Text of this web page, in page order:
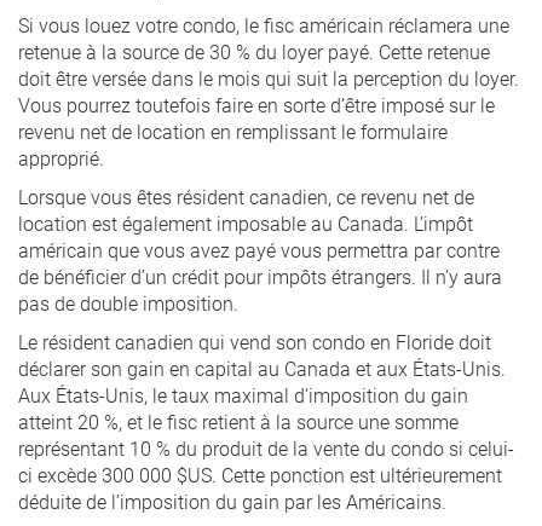
Si vous louez votre condo, le fisc américain réclamera une
retenue à la source de 30 % du loyer payé. Cette retenue
doit être versée dans le mois qui suit la perception du loyer.
Vous pourrez toutefois faire en sorte d’être imposé sur le
revenu net de location en remplissant le formulaire
approprié.
Lorsque vous êtes résident canadien, ce revenu net de
location est également imposable au Canada. L’impôt
américain que vous avez payé vous permettra par contre
de bénéficier d’un crédit pour impôts étrangers. Il n’y aura
pas de double imposition.
Le résident canadien qui vend son condo en Floride doit
déclarer son gain en capital au Canada et aux États-Unis.
Aux États-Unis, le taux maximal d’imposition du gain
atteint 20 %, et le fisc retient à la source une somme
représentant 10 % du produit de la vente du condo si celui-
ci excède 300 000 $US. Cette ponction est ultérieurement
déduite de l’imposition du gain par les Américains.